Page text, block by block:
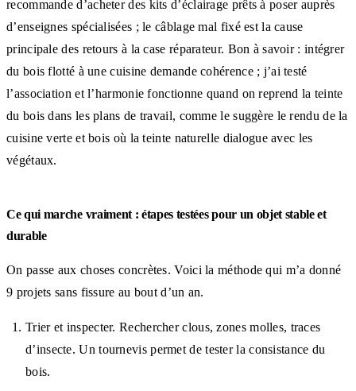
recommande d’acheter des kits d’éclairage prêts à poser auprès
d’enseignes spécialisées ; le câblage mal fixé est la cause
principale des retours à la case réparateur. Bon à savoir : intégrer
du bois flotté à une cuisine demande cohérence ; j’ai testé
l’association et l’harmonie fonctionne quand on reprend la teinte
du bois dans les plans de travail, comme le suggère le rendu de la
cuisine verte et bois où la teinte naturelle dialogue avec les
végétaux.
Ce qui marche vraiment : étapes testées pour un objet stable et
durable
On passe aux choses concrètes. Voici la méthode qui m’a donné
9 projets sans fissure au bout d’un an.
Trier et inspecter. Rechercher clous, zones molles, traces
d’insecte. Un tournevis permet de tester la consistance du
bois.